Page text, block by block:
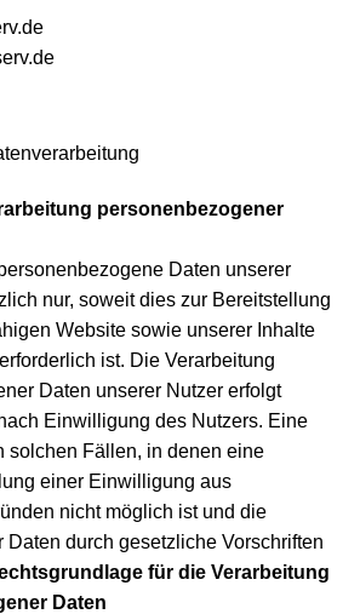
personenbezogener
Daten unserer
nur, soweit dies zur Bereitstellung
Website sowie unserer Inhalte
ist. Die Verarbeitung
Daten unserer Nutzer erfolgt
Einwilligung des Nutzers. Eine
solchen Fällen, in denen eine
einer Einwilligung aus
nicht möglich ist und die
Daten durch gesetzliche Vorschriften
für die Verarbeitung
Daten